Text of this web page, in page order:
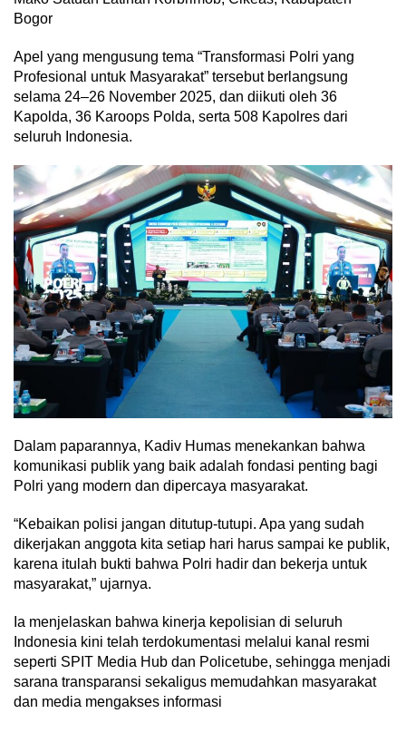
Bogor
Apel yang mengusung tema “Transformasi Polri yang
Profesional untuk Masyarakat” tersebut berlangsung
selama 24–26 November 2025, dan diikuti oleh 36
Kapolda, 36 Karoops Polda, serta 508 Kapolres dari
seluruh Indonesia.
Dalam paparannya, Kadiv Humas menekankan bahwa
komunikasi publik yang baik adalah fondasi penting bagi
Polri yang modern dan dipercaya masyarakat.
“Kebaikan polisi jangan ditutup-tutupi. Apa yang sudah
dikerjakan anggota kita setiap hari harus sampai ke publik,
karena itulah bukti bahwa Polri hadir dan bekerja untuk
masyarakat,” ujarnya.
Ia menjelaskan bahwa kinerja kepolisian di seluruh
Indonesia kini telah terdokumentasi melalui kanal resmi
seperti SPIT Media Hub dan Policetube, sehingga menjadi
sarana transparansi sekaligus memudahkan masyarakat
dan media mengakses informasi